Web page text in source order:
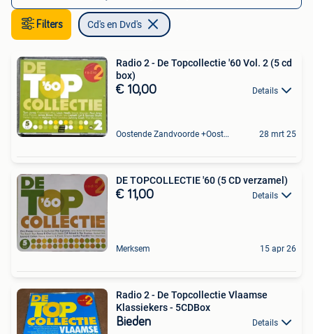
Filters Cd's en Dvd's
Radio 2 - De Topcollectie '60 Vol. 2 (5 cd
box)
€ 10,00 Details
Oostende Zandvoorde +Oostende 28 mrt 25
DE TOPCOLLECTIE '60 (5 CD verzamel)
€ 11,00 Details
Merksem 15 apr 26
Radio 2 - De Topcollectie Vlaamse
Klassiekers - 5CDBox
Bieden Details